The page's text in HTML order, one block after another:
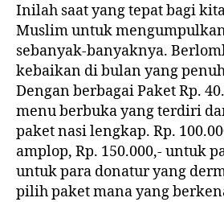
Inilah saat yang tepat bagi
Muslim untuk
sebanyak-banyaknya.
kebaikan di bulan yang
Dengan berbagai Paket Rp.
menu berbuka yang terdiri
paket nasi lengkap. Rp.
amplop, Rp. 150.000,- untuk
untuk para donatur yang
pilih paket mana yang